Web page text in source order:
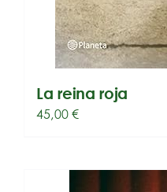
La reina roja
45,00€